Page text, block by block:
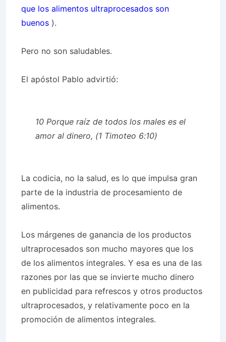
que los alimentos ultraprocesados ​​son
buenos ).
Pero no son saludables.
El apóstol Pablo advirtió:
10 Porque raíz de todos los males es el
amor al dinero, (1 Timoteo 6:10)
La codicia, no la salud, es lo que impulsa gran
parte de la industria de procesamiento de
alimentos.
Los márgenes de ganancia de los productos
ultraprocesados ​​son mucho mayores que los
de los alimentos integrales. Y esa es una de las
razones por las que se invierte mucho dinero
en publicidad para refrescos y otros productos
ultraprocesados, y relativamente poco en la
promoción de alimentos integrales.